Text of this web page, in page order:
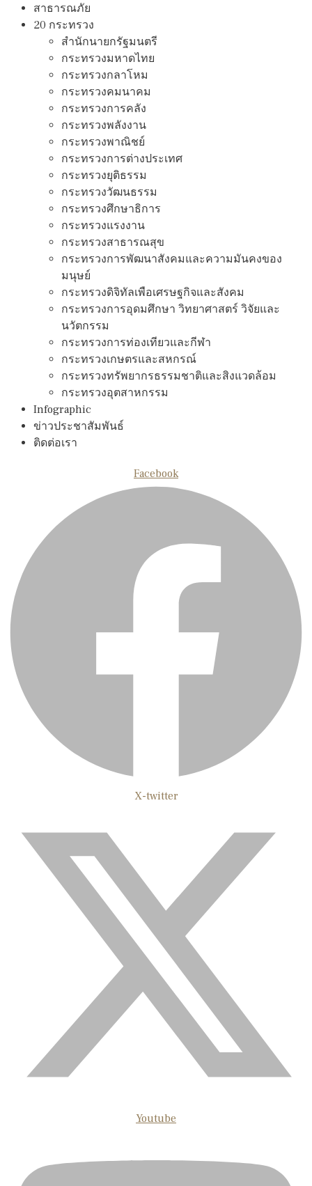
สาธารณภัย
20 กระทรวง
สํานักนายกรัฐมนตรี
กระทรวงมหาดไทย
กระทรวงกลาโหม
กระทรวงคมนาคม
กระทรวงการคลัง
กระทรวงพลังงาน
กระทรวงพาณิชย์
กระทรวงการต่างประเทศ
กระทรวงยุติธรรม
กระทรวงวัฒนธรรม
กระทรวงศึกษาธิการ
กระทรวงแรงงาน
กระทรวงสาธารณสุข
กระทรวงการพัฒนาสังคมและความมันคงของ
มนุษย์
กระทรวงดิจิทัลเพือเศรษฐกิจและสังคม
กระทรวงการอุดมศึกษา วิทยาศาสตร์ วิจัยและ
นวัตกรรม
กระทรวงการท่องเทียวและกีฬา
กระทรวงเกษตรและสหกรณ์
กระทรวงทรัพยากรธรรมชาติและสิงแวดล้อม
กระทรวงอุตสาหกรรม
Infographic
ข่าวประชาสัมพันธ์
ติดต่อเรา
Facebook
X-twitter
Youtube